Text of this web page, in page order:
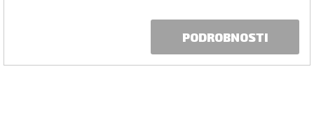
PODROBNOSTI